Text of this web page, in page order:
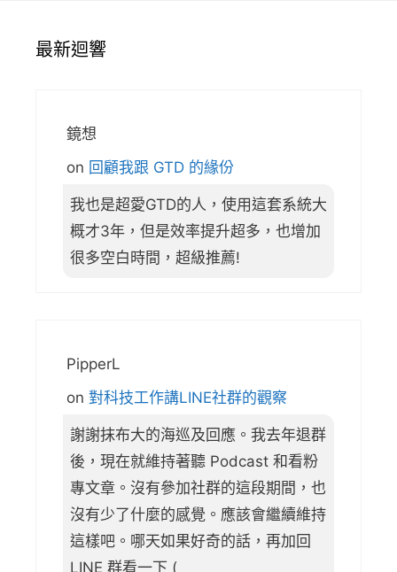
最新迴響
鏡想
on 回顧我跟 GTD 的緣份
我也是超愛GTD的人，使用這套系統大
概才3年，但是效率提升超多，也增加
很多空白時間，超級推薦!
PipperL
on 對科技工作講LINE社群的觀察
謝謝抹布大的海巡及回應。我去年退群
後，現在就維持著聽 Podcast 和看粉
專文章。沒有參加社群的這段期間，也
沒有少了什麼的感覺。應該會繼續維持
這樣吧。哪天如果好奇的話，再加回
LINE 群看一下 (